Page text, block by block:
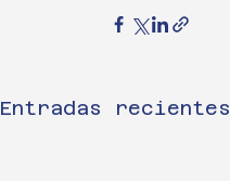
Entradas recientes